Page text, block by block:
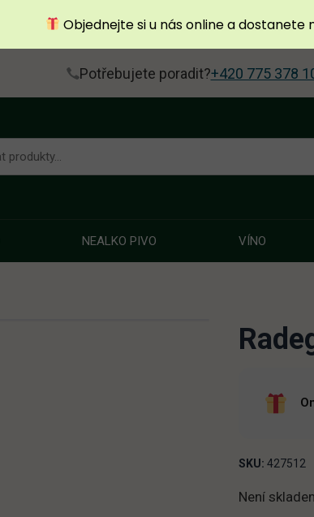
Potřebujete poradit?+420 775 378
NEALKO PIVO VÍNO
SKU: 427512
Není
Objednejte si u nás online a dostanete